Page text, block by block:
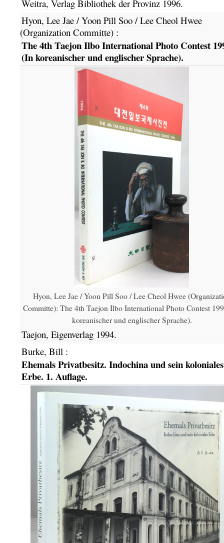
Weitra, Verlag Bibliothek der Provinz 1996.
Hyon, Lee Jae / Yoon Pill Soo / Lee Cheol Hwee
(Organization Committe) :
The 4th Taejon Ilbo International Photo Contest
(In koreanischer und englischer Sprache).
Hyon, Lee Jae / Yoon Pill Soo / Lee Cheol Hwee
Committe): The 4th Taejon Ilbo International Photo Contest
koreanischer und englischer Sprache).
Taejon, Eigenverlag 1994.
Burke, Bill :
Ehemals Privatbesitz. Indochina und sein koloniales
Erbe. 1. Auflage.